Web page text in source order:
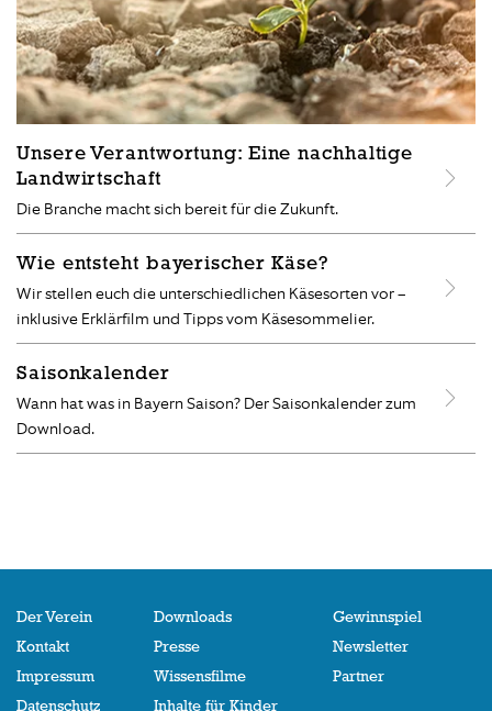
Unsere Verantwortung: Eine nachhaltige
Landwirtschaft
Die Branche macht sich bereit für die Zukunft.
Wie entsteht bayerischer Käse?
Wir stellen euch die unterschiedlichen Käsesorten vor –
inklusive Erklärfilm und Tipps vom Käsesommelier.
Saisonkalender
Wann hat was in Bayern Saison? Der Saisonkalender zum
Download.
Der Verein
Kontakt
Impressum
Datenschutz
Downloads
Presse
Wissensfilme
Inhalte für Kinder
Gewinnspiel
Newsletter
Partner